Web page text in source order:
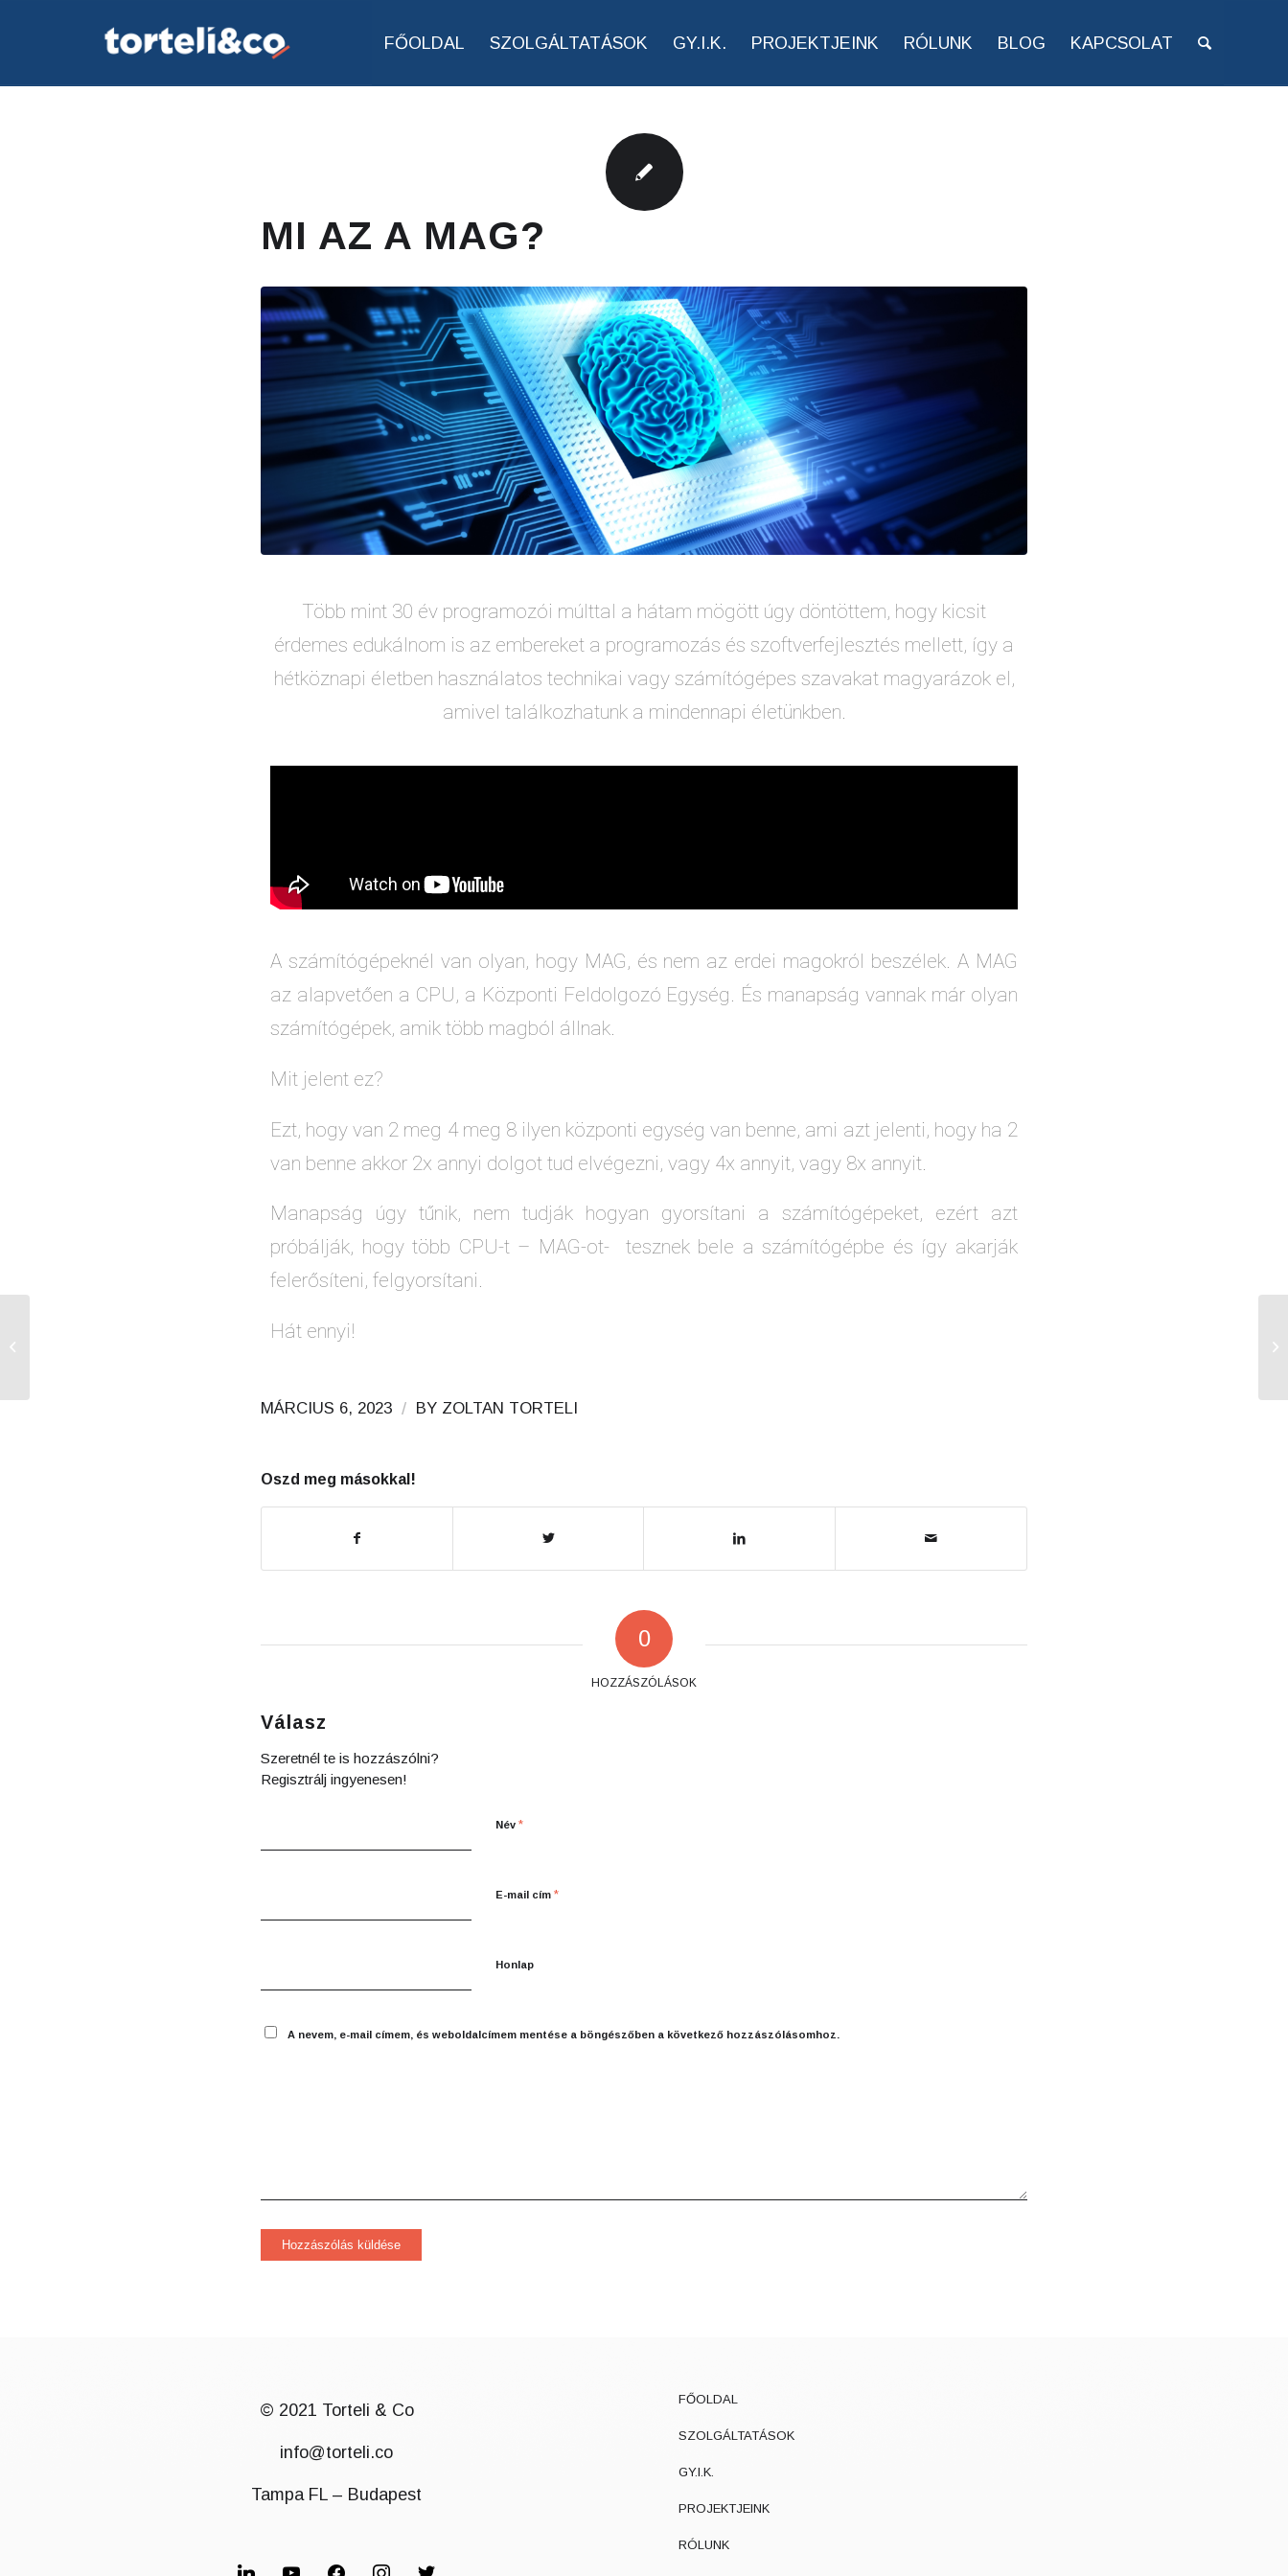
FŐOLDAL SZOLGÁLTATÁSOK GY.I.K. PROJEKTJEINK RÓLUNK BLOG KAPCSOLAT
MI AZ A MAG?
Több mint 30 év programozói múlttal a hátam mögött úgy döntöttem, hogy kicsit
érdemes edukálnom is az embereket a programozás és szoftverfejlesztés mellett, így a
hétköznapi életben használatos technikai vagy számítógépes szavakat magyarázok el,
amivel találkozhatunk a mindennapi életünkben.
A számítógépeknél van olyan, hogy MAG, és nem az erdei magokról beszélek. A MAG
az alapvetően a CPU, a Központi Feldolgozó Egység. És manapság vannak már olyan
számítógépek, amik több magból állnak.
Mit jelent ez?
Ezt, hogy van 2 meg 4 meg 8 ilyen központi egység van benne, ami azt jelenti, hogy ha 2
van benne akkor 2x annyi dolgot tud elvégezni, vagy 4x annyit, vagy 8x annyit.
Manapság úgy tűnik, nem tudják hogyan gyorsítani a számítógépeket, ezért azt
próbálják, hogy több CPU-t – MAG-ot- tesznek bele a számítógépbe és így akarják
felerősíteni, felgyorsítani.
Hát ennyi!
MÁRCIUS 6, 2023 / BY ZOLTAN TORTELI
Oszd meg másokkal!
0
HOZZÁSZÓLÁSOK
Válasz
Szeretnél te is hozzászólni?
Regisztrálj ingyenesen!
Név *
E-mail cím *
Honlap
A nevem, e-mail címem, és weboldalcímem mentése a böngészőben a következő hozzászólásomhoz.
© 2021 Torteli & Co
info@torteli.co
Tampa FL – Budapest
FŐOLDAL
SZOLGÁLTATÁSOK
GY.I.K.
PROJEKTJEINK
RÓLUNK